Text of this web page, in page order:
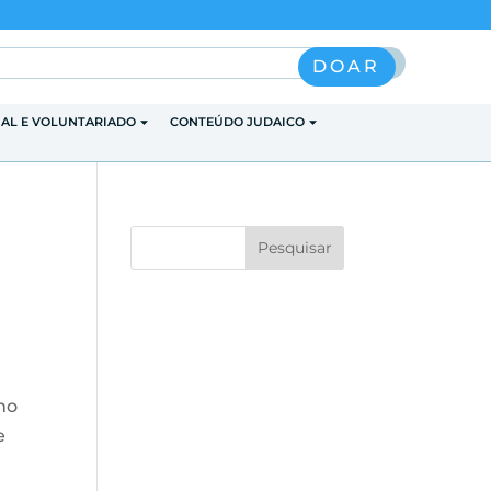
Pesquisar
DOAR
E VOLUNTARIADO CONTEÚDO JUDAICO